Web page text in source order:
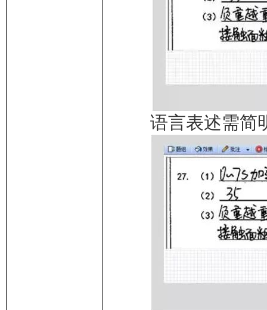
语言表述需简明